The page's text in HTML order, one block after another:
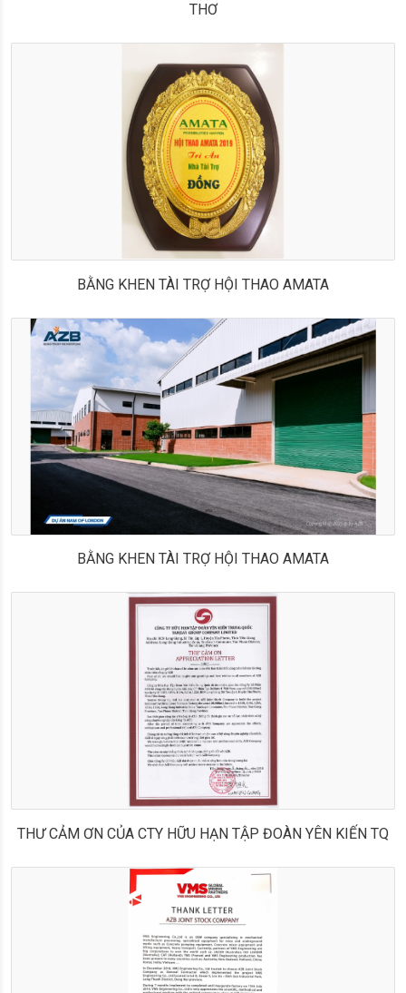
THƠ
BẰNG KHEN TÀI TRỢ HỘI THAO AMATA
BẰNG KHEN TÀI TRỢ HỘI THAO AMATA
THƯ CẢM ƠN CỦA CTY HỮU HẠN TẬP ĐOÀN YÊN KIẾN TQ